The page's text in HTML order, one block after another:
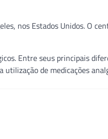
nos Estados Unidos. O
Entre seus principais
de medicações